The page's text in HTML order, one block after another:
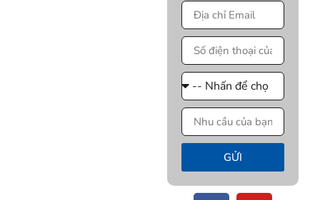
GỬI